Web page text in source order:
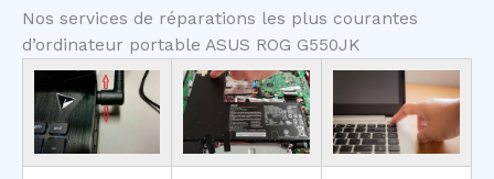
Nos services de réparations les plus courantes
d’ordinateur portable ASUS ROG G550JK